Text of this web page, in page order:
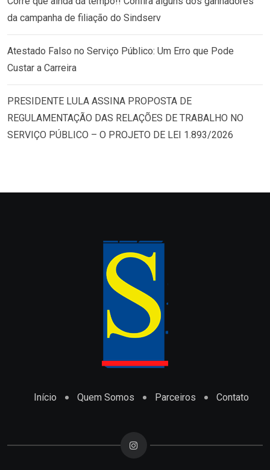
da campanha de filiação do Sindserv
Atestado Falso no Serviço Público: Um Erro que Pode
Custar a Carreira
PRESIDENTE LULA ASSINA PROPOSTA DE
REGULAMENTAÇÃO DAS RELAÇÕES DE TRABALHO NO
SERVIÇO PÚBLICO – O PROJETO DE LEI 1.893/2026
Início Quem Somos Parceiros Contato